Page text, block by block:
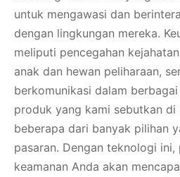
untuk mengawasi dan
dengan lingkungan mereka.
meliputi pencegahan
anak dan hewan peliharaan,
berkomunikasi dalam
produk yang kami sebutkan di
beberapa dari banyak pilihan
pasaran. Dengan teknologi ini,
keamanan Anda akan